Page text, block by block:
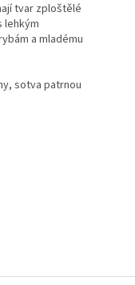
tvar zploštělé
lehkým
a mladému
sotva patrnou